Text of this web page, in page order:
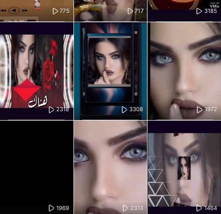
775 717 3185
2318 3308 1972
1969 2313 1464